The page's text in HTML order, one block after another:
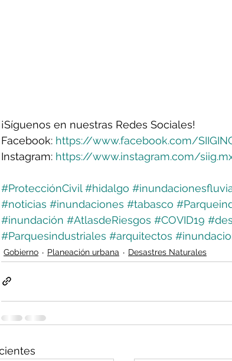
¡Síguenos en nuestras Redes Sociales!
Facebook: https://www.facebook.com/
Instagram: https://www.instagram.com/
#ProtecciónCivil #hidalgo
#noticias #inundaciones #tabasco
#inundación #AtlasdeRiesgos #COVID19
#Parquesindustriales #arquitectos
Gobierno Planeación urbana Desastres Naturales